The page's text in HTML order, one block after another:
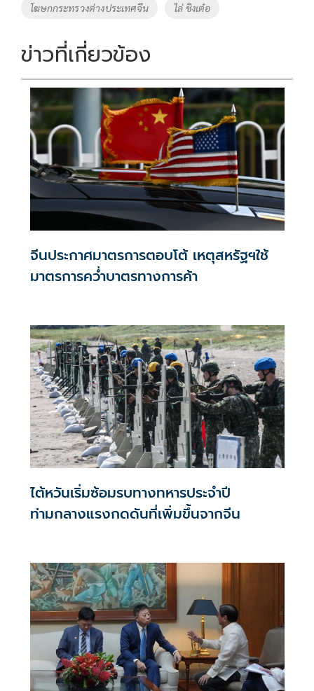
โฆษกกระทรวงต่างประเทศจีน ไล่ ชิงเต๋อ
ข่าวที่เกี่ยวข้อง
จีนประกาศมาตรการตอบโต้ เหตุสหรัฐฯใช้
มาตรการคว่ำบาตรทางการค้า
ไต้หวันเริ่มซ้อมรบทางทหารประจำปี
ท่ามกลางแรงกดดันที่เพิ่มขึ้นจากจีน